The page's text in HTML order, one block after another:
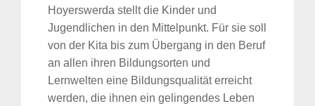
Hoyerswerda stellt die Kinder und
Jugendlichen in den Mittelpunkt. Für sie soll
von der Kita bis zum Übergang in den Beruf
an allen ihren Bildungsorten und
Lernwelten eine Bildungsqualität erreicht
werden, die ihnen ein gelingendes Leben